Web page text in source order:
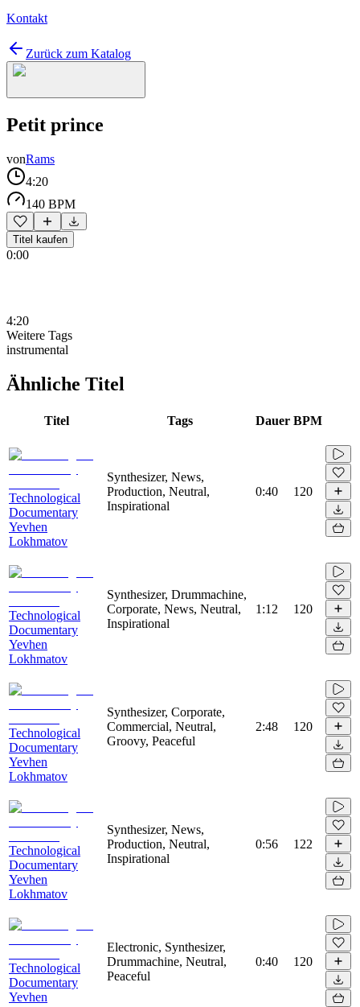
Kontakt
Zurück zum Katalog
Petit prince
vonRams
4:20
140 BPM
Titel kaufen
0:00
4:20
Weitere Tags
instrumental
Ähnliche Titel
Titel Tags Dauer BPM
Technological
Documentary
Yevhen
Lokhmatov
Synthesizer, News,
Production, Neutral,
Inspirational
0:40 120
Technological
Documentary
Yevhen
Lokhmatov
Synthesizer, Drummachine,
Corporate, News, Neutral,
Inspirational
1:12 120
Technological
Documentary
Yevhen
Lokhmatov
Synthesizer, Corporate,
Commercial, Neutral,
Groovy, Peaceful
2:48 120
Technological
Documentary
Yevhen
Lokhmatov
Synthesizer, News,
Production, Neutral,
Inspirational
0:56 122
Technological
Documentary
Yevhen
Electronic, Synthesizer,
Drummachine, Neutral,
Peaceful
0:40 120